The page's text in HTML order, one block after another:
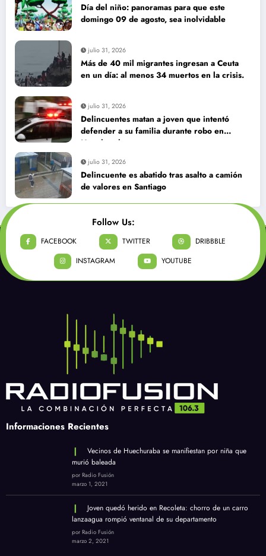
Día del niño: panoramas para que este
domingo 09 de agosto, sea inolvidable
julio 31, 2026
Más de 40 mil migrantes ingresan a Ceuta
en un día: al menos 34 muertos en la crisis.
julio 31, 2026
Delincuentes matan a joven que intentó
defender a su familia durante robo en
Huechuraba
julio 31, 2026
Delincuente es abatido tras asalto a camión
de valores en Santiago
Follow Us:
FACEBOOK TWITTER
DRIBBBLE
INSTAGRAM
YOUTUBE
Informaciones Recientes
Vecinos de Huechuraba se manifiestan por niña que
murió baleada
por Radio Fusión
marzo 1, 2021
Joven quedó herido en Recoleta: chorro de un carro
lanzaagua rompió ventanal de su departamento
por Radio Fusión
marzo 2, 2021